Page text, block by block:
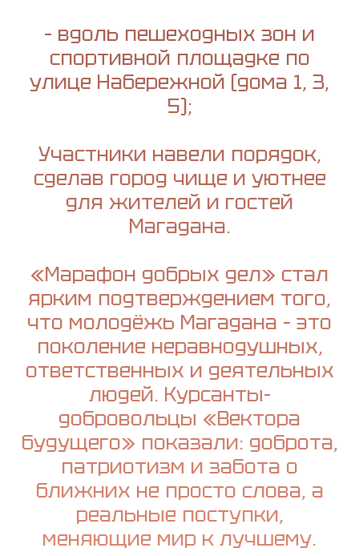
– вдоль пешеходных зон и
спортивной площадке по
улице Набережной (дома 1, 3,
5);
Участники навели порядок,
сделав город чище и уютнее
для жителей и гостей
Магадана.
«Марафон добрых дел» стал
ярким подтверждением того,
что молодёжь Магадана – это
поколение неравнодушных,
ответственных и деятельных
людей. Курсанты-
добровольцы «Вектора
будущего» показали: доброта,
патриотизм и забота о
ближних не просто слова, а
реальные поступки,
меняющие мир к лучшему.